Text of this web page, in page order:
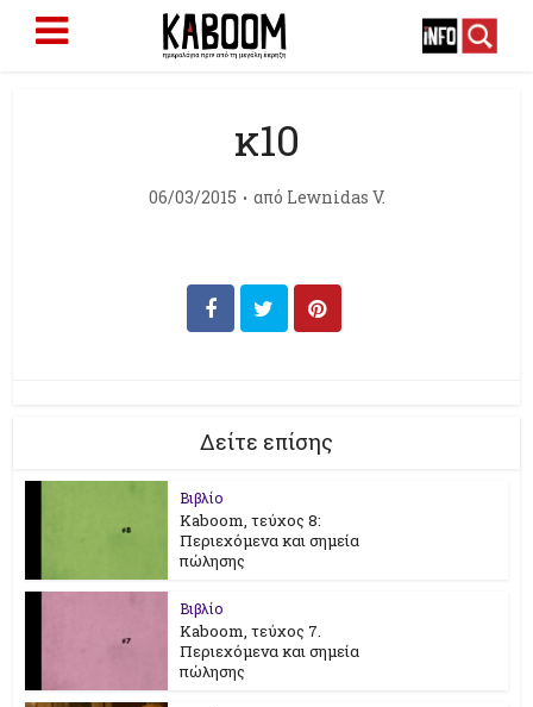
κ10
06/03/2015 από Lewnidas V.
Δείτε επίσης
Βιβλίο
Kaboom, τεύχος 8:
Περιεχόμενα και σημεία
πώλησης
Βιβλίο
Kaboom, τεύχος 7.
Περιεχόμενα και σημεία
πώλησης